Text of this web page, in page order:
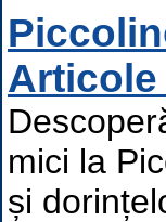
mici la
și